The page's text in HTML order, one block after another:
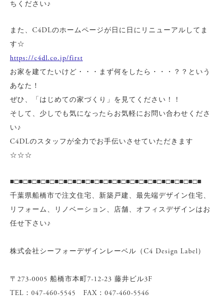
ちください♪
また、C4DLのホームページが日に日にリニューアルしてま
す☆
https://c4dl.co.jp/first
お家を建てたいけど・・・まず何をしたら・・・？？という
あなた！
ぜひ、「はじめての家づくり」を見てください！！
そして、少しでも気になったらお気軽にお問い合わせくださ
い♪
C4DLのスタッフが全力でお手伝いさせていただきます
☆☆☆
■□■□■□■□■□■□■□■□■□■□■□■□■□■□■□■□■□■□■□■□■□■
千葉県船橋市で注文住宅、新築戸建、最先端デザイン住宅、
リフォーム、リノベーション、店舗、オフィスデザインはお
任せ下さい♪
株式会社シーフォーデザインレーベル（C4 Design Label）
〒273-0005 船橋市本町7-12-23 藤井ビル3F
TEL：047-460-5545 FAX：047-460-5546